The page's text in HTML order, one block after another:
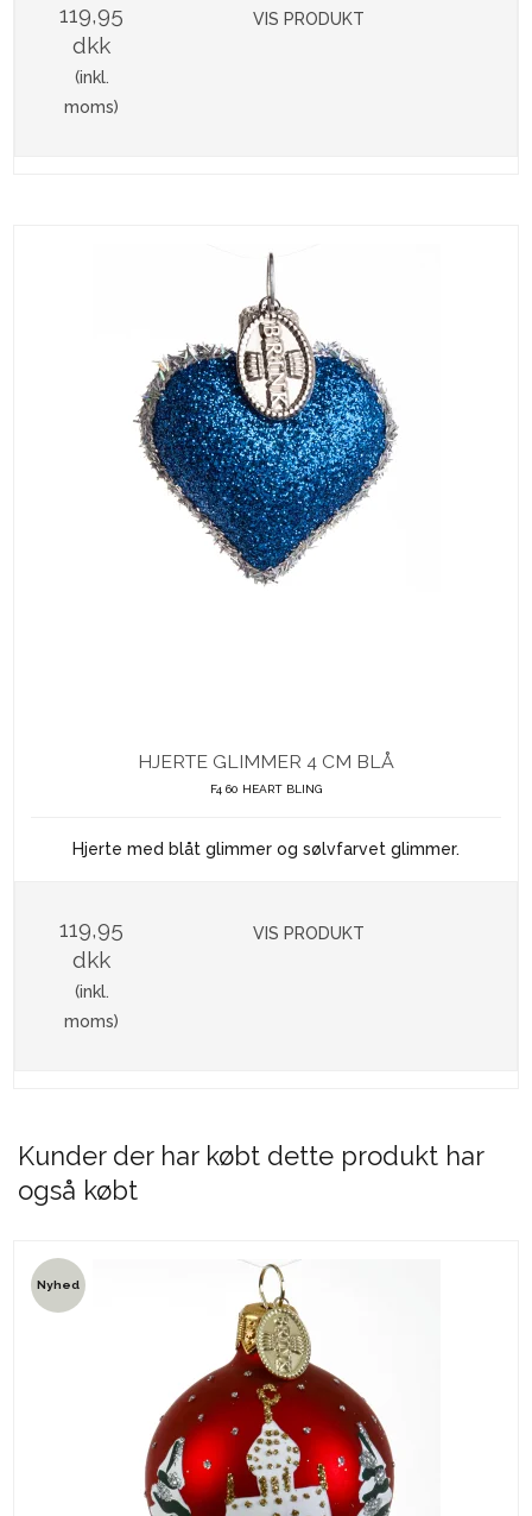
119,95
dkk
(inkl.
moms)
VIS PRODUKT
HJERTE GLIMMER 4 CM BLÅ
F4 60 HEART BLING
Hjerte med blåt glimmer og sølvfarvet glimmer.
119,95
dkk
(inkl.
moms)
VIS PRODUKT
Kunder der har købt dette produkt har
også købt
Nyhed